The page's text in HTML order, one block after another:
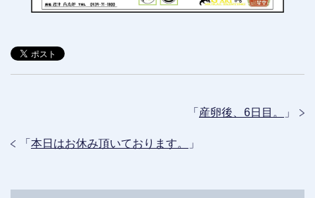
「 産卵後、6日目。 」
「 本日はお休み頂いております。 」